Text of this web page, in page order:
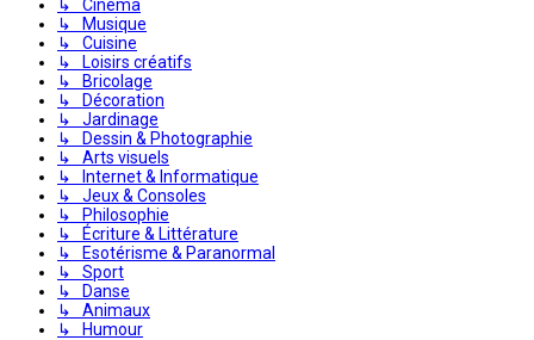
↳ Cinéma
↳ Musique
↳ Cuisine
↳ Loisirs créatifs
↳ Bricolage
↳ Décoration
↳ Jardinage
↳ Dessin & Photographie
↳ Arts visuels
↳ Internet & Informatique
↳ Jeux & Consoles
↳ Philosophie
↳ Écriture & Littérature
↳ Esotérisme & Paranormal
↳ Sport
↳ Danse
↳ Animaux
↳ Humour